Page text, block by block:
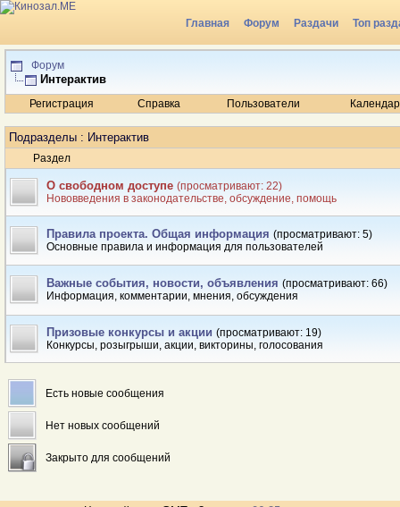
Главная Форум Раздачи Топ
Радио
Форум
Интерактив
Регистрация Справка Пользователи
Подразделы : Интерактив
Раздел
О свободном доступе (просматривают: 22)
Нововведения в законодательстве, обсуждение, помощь
Правила проекта. Общая информация (просматривают: 5)
Основные правила и информация для пользователей
Важные события, новости, объявления (просматривают: 66)
Информация, комментарии, мнения, обсуждения
Призовые конкурсы и акции (просматривают: 19)
Конкурсы, розыгрыши, акции, викторины, голосования
Есть новые сообщения
Нет новых сообщений
Закрыто для сообщений